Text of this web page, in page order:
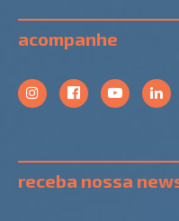
acompanhe
receba nossa